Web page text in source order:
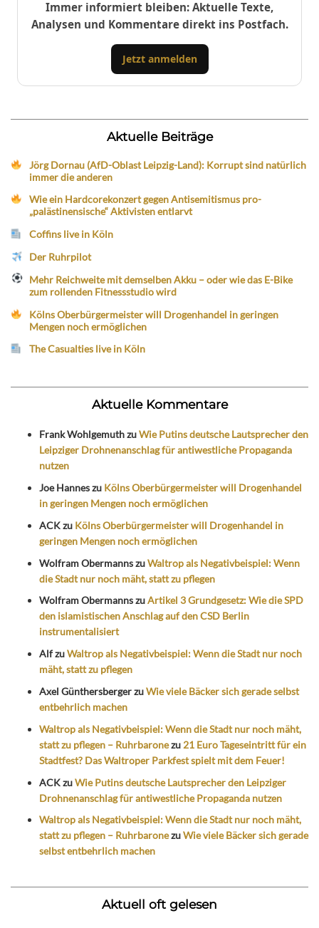
Immer informiert bleiben: Aktuelle Texte,
Analysen und Kommentare direkt ins Postfach.
Jetzt anmelden
Aktuelle Beiträge
Jörg Dornau (AfD-Oblast Leipzig-Land): Korrupt sind natürlich
immer die anderen
Wie ein Hardcorekonzert gegen Antisemitismus pro-
„palästinensische“ Aktivisten entlarvt
Coffins live in Köln
Der Ruhrpilot
Mehr Reichweite mit demselben Akku – oder wie das E-Bike
zum rollenden Fitnessstudio wird
Kölns Oberbürgermeister will Drogenhandel in geringen
Mengen noch ermöglichen
The Casualties live in Köln
Aktuelle Kommentare
Frank WohlgemuthzuWie Putins deutsche Lautsprecher den
Leipziger Drohnenanschlag für antiwestliche Propaganda
nutzen
Joe Hanneszu Kölns Oberbürgermeister will Drogenhandel
in geringen Mengen noch ermöglichen
ACKzu Kölns Oberbürgermeister will Drogenhandel in
geringen Mengen noch ermöglichen
Wolfram ObermannszuWaltrop als Negativbeispiel: Wenn
die Stadt nur noch mäht, statt zu pflegen
Wolfram ObermannszuArtikel 3 Grundgesetz: Wie die SPD
den islamistischen Anschlag auf den CSD Berlin
instrumentalisiert
AlfzuWaltrop als Negativbeispiel: Wenn die Stadt nur noch
mäht, statt zu pflegen
Axel GünthersbergerzuWie viele Bäcker sich gerade selbst
entbehrlich machen
Waltrop als Negativbeispiel: Wenn die Stadt nur noch mäht,
statt zu pflegen – Ruhrbaronezu 21 Euro Tageseintritt für ein
Stadtfest? Das Waltroper Parkfest spielt mit dem Feuer!
ACKzuWie Putins deutsche Lautsprecher den Leipziger
Drohnenanschlag für antiwestliche Propaganda nutzen
Waltrop als Negativbeispiel: Wenn die Stadt nur noch mäht,
statt zu pflegen – RuhrbaronezuWie viele Bäcker sich gerade
selbst entbehrlich machen
Aktuell oft gelesen